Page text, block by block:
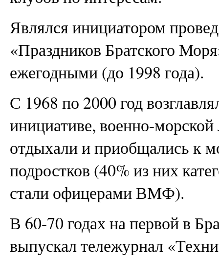
Являлся инициатором
«Праздников Братского
ежегодными (до 1998 года).
С 1968 по 2000 год
инициативе, военно-морской
отдыхали и приобщались к
подростков (40% из них
стали офицерами ВМФ).
В 60-70 годах на первой в
выпускал тележурнал